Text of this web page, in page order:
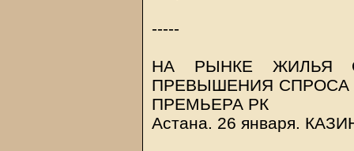
-----
НА РЫНКЕ ЖИЛЬЯ
ПРЕВЫШЕНИЯ СПРОСА
ПРЕМЬЕРА РК
Астана. 26 января.